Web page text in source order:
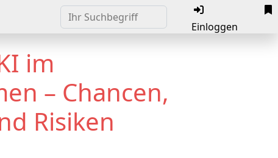
Einloggen
im
– Chancen,
Risiken